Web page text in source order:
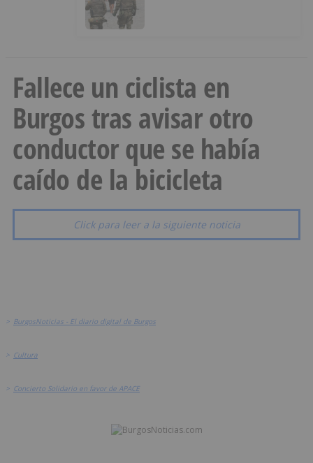
Fallece un ciclista en
Burgos tras avisar otro
conductor que se había
caído de la bicicleta
Click para leer a la siguiente noticia
> BurgosNoticias - El diario digital de Burgos
> Cultura
> Concierto Solidario en favor de APACE